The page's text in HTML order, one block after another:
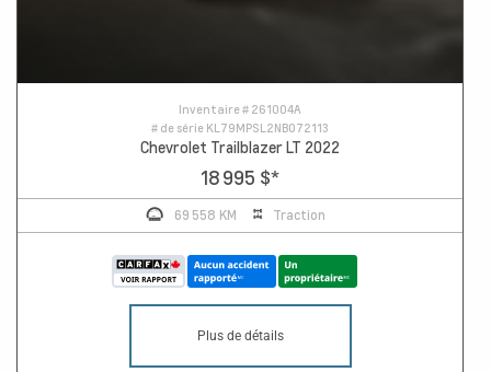
Inventaire # 261004A
# de série KL79MPSL2NB072113
Chevrolet Trailblazer LT 2022
18 995 $*
69 558 KM Traction
Plus de détails